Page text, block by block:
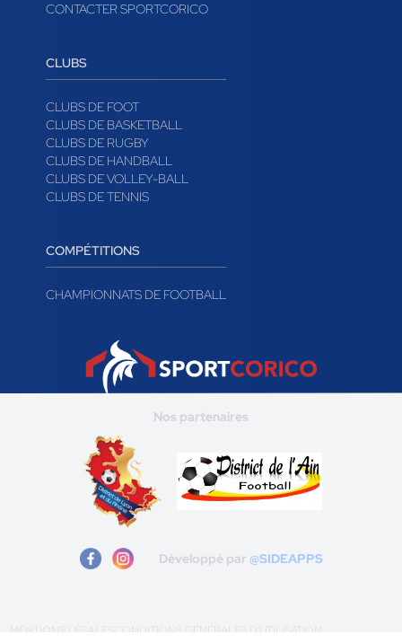
CONTACTER SPORTCORICO
CLUBS
CLUBS DE FOOT
CLUBS DE BASKETBALL
CLUBS DE RUGBY
CLUBS DE HANDBALL
CLUBS DE VOLLEY-BALL
CLUBS DE TENNIS
COMPÉTITIONS
CHAMPIONNATS DE FOOTBALL
Nos partenaires
Développé par @SIDEAPPS
MENTIONS LÉGALESCONDITIONS GÉNÉRALES D'UTILISATION